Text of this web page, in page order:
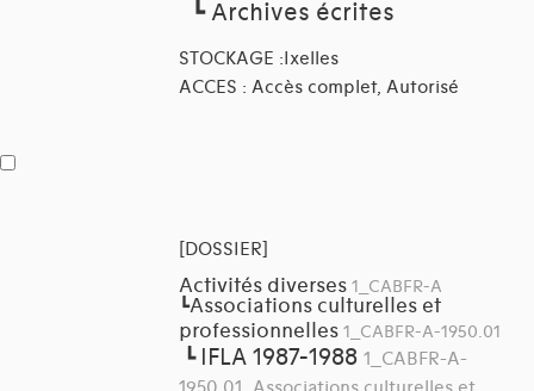
┗Archives écrites
STOCKAGE :Ixelles
ACCES : Accès complet, Autorisé
[DOSSIER]
Activités diverses 1_CABFR-A
┗Associations culturelles et
professionnelles 1_CABFR-A-1950.01
┗ IFLA 1987-1988 1_CABFR-A-